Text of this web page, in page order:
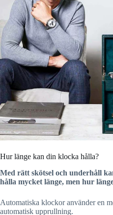
Hur länge kan din klocka hålla?
Med rätt skötsel och underhåll
hålla mycket länge, men hur
Automatiska klockor använder en
automatisk upprullning.